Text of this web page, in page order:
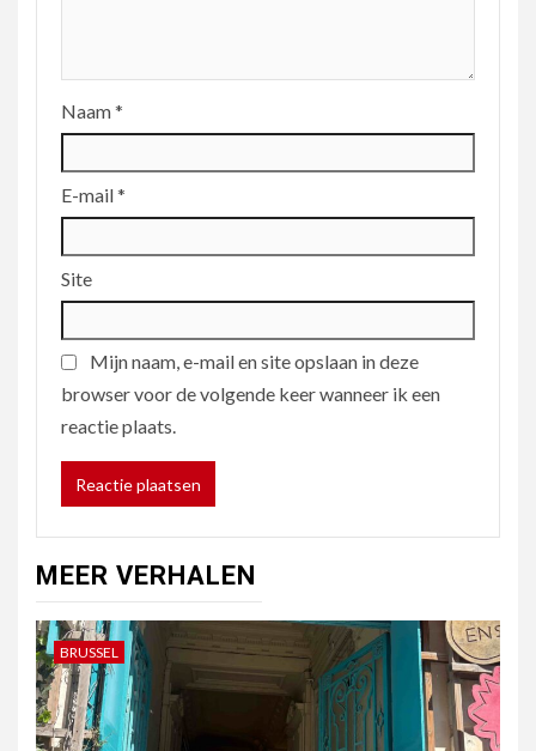
Naam*
E-mail*
Site
Mijn naam, e-mail en site opslaan in deze
browser voor de volgende keer wanneer ik een
reactie plaats.
MEER VERHALEN
BRUSSEL